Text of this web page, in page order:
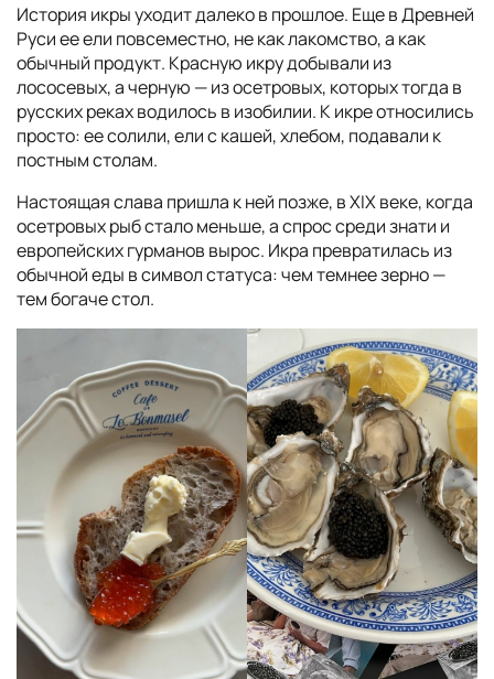
История икры уходит далеко в прошлое. Еще в Древней
Руси ее ели повсеместно, не как лакомство, а как
обычный продукт. Красную икру добывали из
лососевых, а черную — из осетровых, которых тогда в
русских реках водилось в изобилии. К икре относились
просто: ее солили, ели с кашей, хлебом, подавали к
постным столам.
Настоящая слава пришла к ней позже, в XIX веке, когда
осетровых рыб стало меньше, а спрос среди знати и
европейских гурманов вырос. Икра превратилась из
обычной еды в символ статуса: чем темнее зерно —
тем богаче стол.